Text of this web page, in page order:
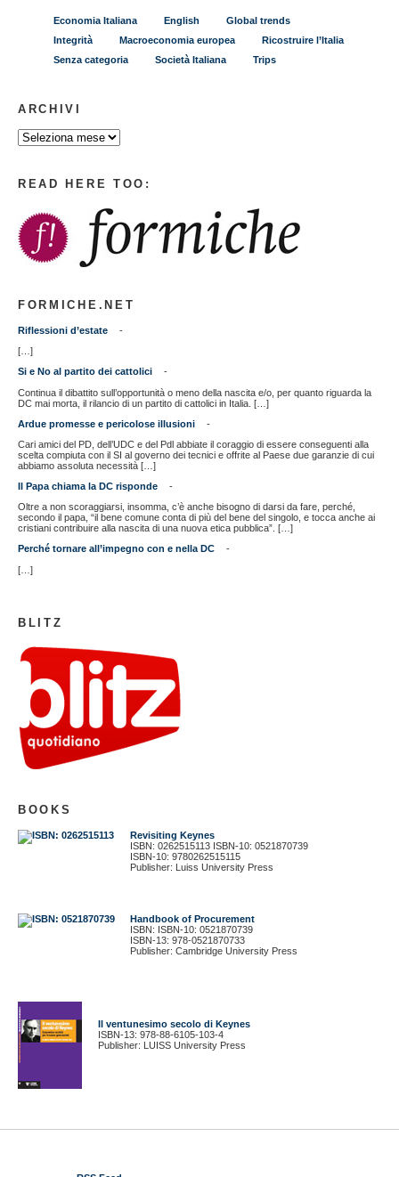
Economia Italiana English
Global trends
Integrità
Macroeconomia europea
Ricostruire l’Italia
Senza categoria
Società Italiana Trips
ARCHIVI
READ HERE TOO:
FORMICHE.NET
Riflessioni d’estate
-
[…]
Si e No al partito dei cattolici
-
Continua il dibattito sull’opportunità o meno della nascita e/o, per quanto riguarda la
DC mai morta, il rilancio di un partito di cattolici in Italia. […]
Ardue promesse e pericolose illusioni
-
Cari amici del PD, dell’UDC e del Pdl abbiate il coraggio di essere conseguenti alla
scelta compiuta con il SI al governo dei tecnici e offrite al Paese due garanzie di cui
abbiamo assoluta necessità […]
Il Papa chiama la DC risponde
-
Oltre a non scoraggiarsi, insomma, c’è anche bisogno di darsi da fare, perché,
secondo il papa, “il bene comune conta di più del bene del singolo, e tocca anche ai
cristiani contribuire alla nascita di una nuova etica pubblica”. […]
Perché tornare all’impegno con e nella DC
-
[…]
BLITZ
BOOKS
Revisiting Keynes
ISBN: 0262515113 ISBN-10: 0521870739
ISBN-10: 9780262515115
Publisher: Luiss University Press
Handbook of Procurement
ISBN: ISBN-10: 0521870739
ISBN-13: 978-0521870733
Publisher: Cambridge University Press
Il ventunesimo secolo di Keynes
ISBN-13: 978-88-6105-103-4
Publisher: LUISS University Press